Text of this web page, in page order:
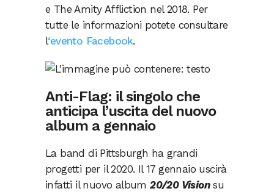
e The Amity Affliction nel 2018. Per
tutte le informazioni potete consultare
l‘evento Facebook.
Anti-Flag: il singolo che
anticipa l’uscita del nuovo
album a gennaio
La band di Pittsburgh ha grandi
progetti per il 2020. Il 17 gennaio uscirà
infatti il nuovo album20/20 Visionsu